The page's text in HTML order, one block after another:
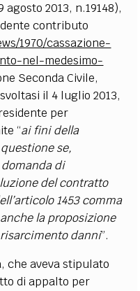
2013, n.19148),
contributo
1970/cassazione-
nel-medesimo-
Seconda Civile,
il 4 luglio 2013,
per
“ai fini della
se,
di
del contratto
1453 comma
la proposizione
danni”.
che aveva stipulato
di appalto per